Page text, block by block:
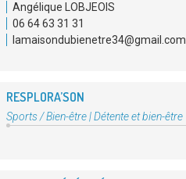
:
Angélique LOBJEOIS
06 64 63 31 31
lamaisondubienetre34@gmail.com
RESPLORA’SON
Type
Sports / Bien-être|Détente et bien-être